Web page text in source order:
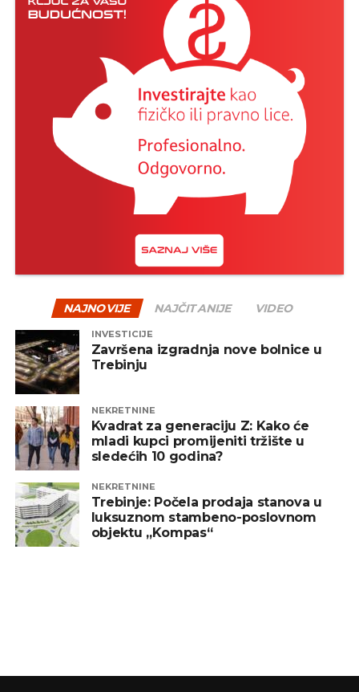
NAJNOVIJE NAJČITANIJE VIDEO
INVESTICIJE
Završena izgradnja nove bolnice u
Trebinju
NEKRETNINE
Kvadrat za generaciju Z: Kako će
mladi kupci promijeniti tržište u
sledećih 10 godina?
NEKRETNINE
Trebinje: Počela prodaja stanova u
luksuznom stambeno-poslovnom
objektu „Kompas“